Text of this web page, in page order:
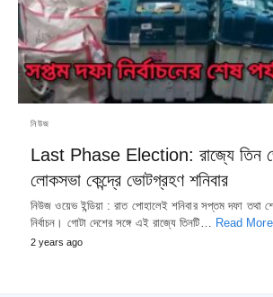
নিউজ
Last Phase Election: রাজ্যে তিন
লোকসভা কেন্দ্রে ভোটগ্রহণ শনিবার
নিউজ ওয়েভ ইন্ডিয়া : রাত পোহালেই শনিবার সপ্তম দফা তথা
নির্বাচন। গোটা দেশের সঙ্গে এই রাজ্যে তিনটি… Read More
2 years ago